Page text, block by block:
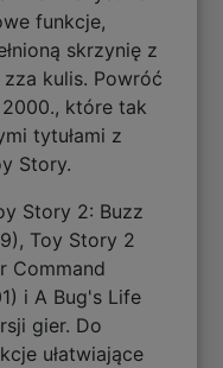
funkcje,
skrzynię z
zza kulis. Powróć
które tak
tytułami z
Story.
Story 2: Buzz
Toy Story 2
Command
i A Bug's Life
gier. Do
ułatwiające